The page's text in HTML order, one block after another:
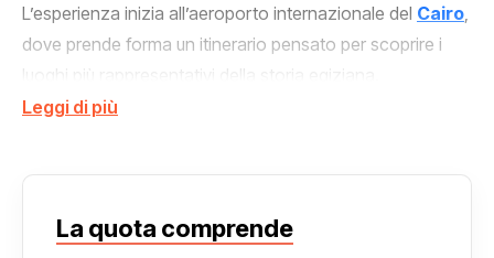
L’esperienza inizia all’aeroporto internazionale del Cairo
dove prende forma un itinerario pensato per scoprire i
luoghi più rappresentativi della storia egiziana.
tempo dell’antica civiltà faraonica.
Leggi di più
La quota comprende